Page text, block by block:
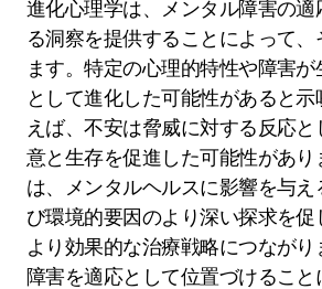
知バイアスの理解が含まれます。
は、メンタルヘルス、マーケテ
の分野に情報を提供し、実践的
す。
それはメンタル障害の理解
深めますか？
進化心理学は、メンタル障害の適
る洞察を提供することによって